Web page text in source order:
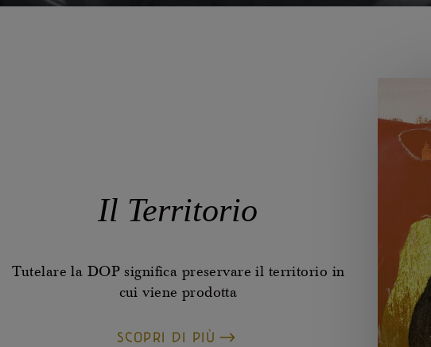
Il Territorio
Tutelare la DOP significa preservare il territorio in
cui viene prodotta
SCOPRI DI PIÙ